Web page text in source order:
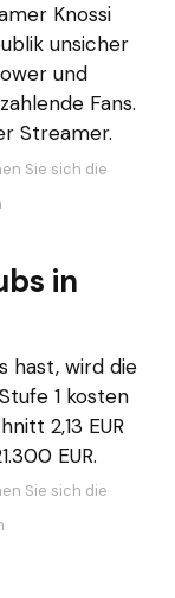
Knossi
unsicher
und
Fans.
Streamer.
Sie sich die
in
hast, wird die
1 kosten
2,13 EUR
EUR.
Sie sich die